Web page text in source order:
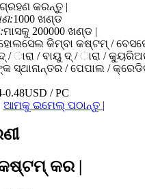
କରନ୍ତୁ |
1000 ଖଣ୍ଡ
ମାସକୁ 200000 ଖଣ୍ଡ |
କିମ୍ବା କଷ୍ଟମ୍ /
ଦ୍ / ାରା / ବାୟୁ ଦ୍ / ାରା /
ସ୍ଥାନାନ୍ତର / ପେପାଲ /
0.48USD / PC
ଆମକୁ ଇମେଲ୍ ପଠାନ୍ତୁ |
କର |